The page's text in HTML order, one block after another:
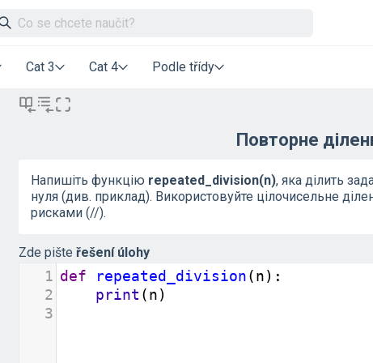
Cat 3 Cat 4 Podle třídy
Повторне
Напишіть функцію repeated_division(n), яка ділить
нуля (див. приклад). Використовуйте цілочисельне
рисками (//).
Zde pište řešení úlohy
1 def repeated_division(n):
2
print (n)
3